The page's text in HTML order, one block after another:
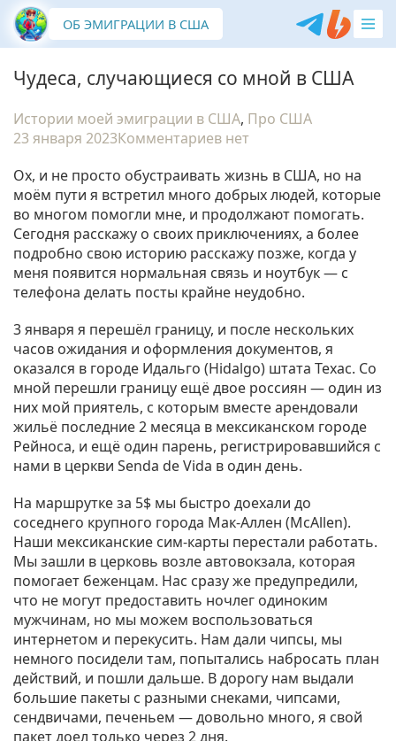
ОБ ЭМИГРАЦИИ В США
Чудеса, случающиеся со мной в США
Истории моей эмиграции в США, Про США
23 января 2023Комментариев нет
Ох, и не просто обустраивать жизнь в США, но на
моём пути я встретил много добрых людей, которые
во многом помогли мне, и продолжают помогать.
Сегодня расскажу о своих приключениях, а более
подробно свою историю расскажу позже, когда у
меня появится нормальная связь и ноутбук — с
телефона делать посты крайне неудобно.
3 января я перешёл границу, и после нескольких
часов ожидания и оформления документов, я
оказался в городе Идальго (Hidalgo) штата Техас. Со
мной перешли границу ещё двое россиян — один из
них мой приятель, с которым вместе арендовали
жильё последние 2 месяца в мексиканском городе
Рейноса, и ещё один парень, регистрировавшийся с
нами в церкви Senda de Vida в один день.
На маршрутке за 5$ мы быстро доехали до
соседнего крупного города Мак-Аллен (McAllen).
Наши мексиканские сим-карты перестали работать.
Мы зашли в церковь возле автовокзала, которая
помогает беженцам. Нас сразу же предупредили,
что не могут предоставить ночлег одиноким
мужчинам, но мы можем воспользоваться
интернетом и перекусить. Нам дали чипсы, мы
немного посидели там, попытались набросать план
действий, и пошли дальше. В дорогу нам выдали
большие пакеты с разными снеками, чипсами,
сендвичами, печеньем — довольно много, я свой
пакет доел только через 2 дня.